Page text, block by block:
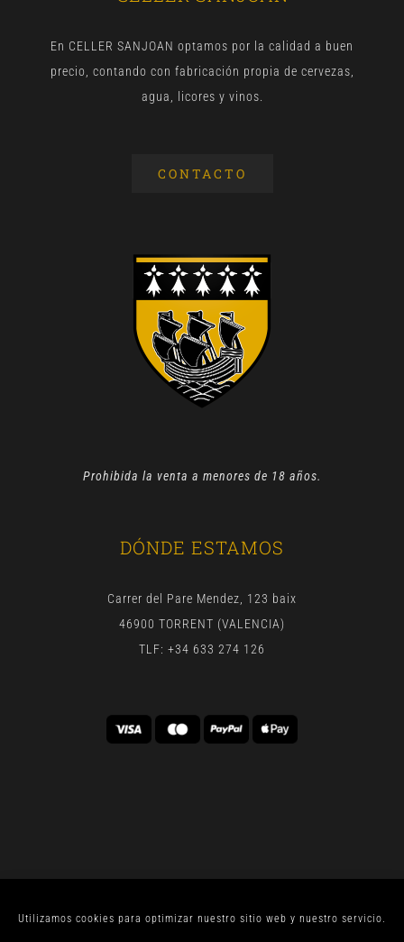
Utilizamos cookies para optimizar nuestro sitio web y nuestro servicio.
En CELLER SANJOAN optamos por la calidad a buen
precio, contando con fabricación propia de cervezas,
agua, licores y vinos.
CONTACTO
Prohibida la venta a menores de 18 años.
DÓNDE ESTAMOS
Carrer del Pare Mendez, 123 baix
46900 TORRENT (VALENCIA)
TLF: +34 633 274 126